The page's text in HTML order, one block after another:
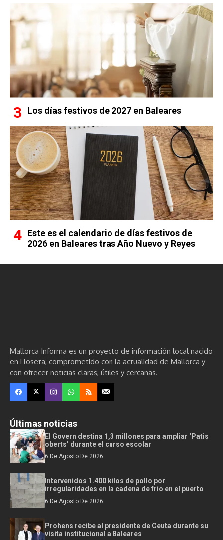
Los días festivos de 2027 en Baleares
Este es el calendario de días festivos de
2026 en Baleares tras Año Nuevo y Reyes
Mallorca Informa es un proyecto de información local nacido
en Lloseta, comprometido con la actualidad de Mallorca y
con ofrecer noticias claras, útiles y cercanas.
Últimas noticias
El Govern destina 1,3 millones para ampliar ‘Patis
oberts’ durante el curso escolar
6 De Agosto De 2026
Intervenidos 1.400 kilos de pollo por
irregularidades en la cadena de frío en el puerto
6 De Agosto De 2026
Prohens recibe al presidente de Ceuta durante su
visita institucional a Baleares